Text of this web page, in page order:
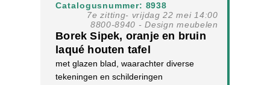
Catalogusnummer: 8938
7e zitting- vrijdag 22 mei 14:00
8800-8940 - Design meubelen
Borek Sipek, oranje en bruin
laqué houten tafel
met glazen blad, waarachter diverse
tekeningen en schilderingen